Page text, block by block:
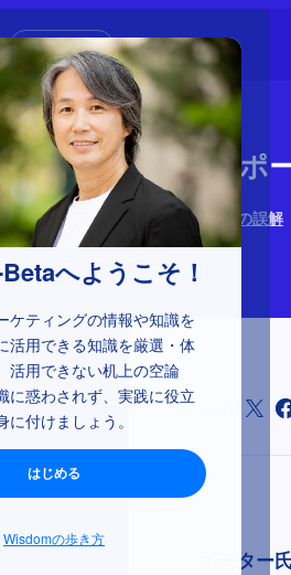
へようこそ！
ケティングの情報や知識を
活用できる知識を厳選・体
活用できない机上の空論
に惑わされず、実践に役立
付けましょう。
はじめる
Wisdomの歩き方
初めての方へ
2-5-11：ポ
ブランディングの誤解
2026年4月17日
ポータ